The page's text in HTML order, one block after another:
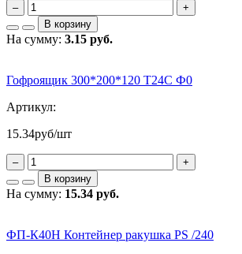
–
+
В корзину
На сумму: 3.15 руб.
Гофроящик 300*200*120 Т24С Ф0
Артикул:
15.34руб/шт
–
+
В корзину
На сумму: 15.34 руб.
ФП-К40Н Контейнер ракушка PS /240